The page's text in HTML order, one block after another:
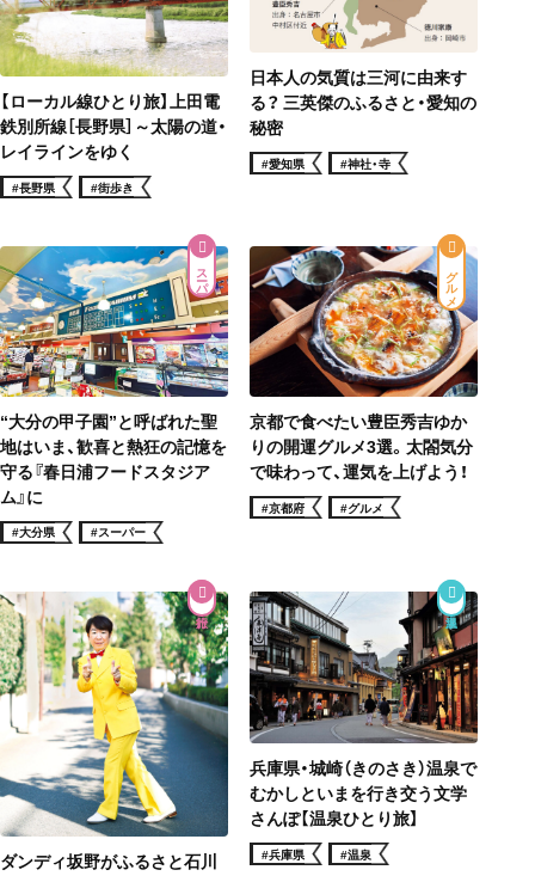
【ローカル線ひとり旅】上田電
鉄別所線［長野県］～太陽の道・
レイラインをゆく
#長野県 #街歩き
日本人の気質は三河に由来す
る？ 三英傑のふるさと・愛知の
秘密
#愛知県 #神社・寺
スーパー
“大分の甲子園”と呼ばれた聖
地はいま、歓喜と熱狂の記憶を
守る『春日浦フードスタジア
ム』に
#大分県 #スーパー
グルメ
京都で食べたい豊臣秀吉ゆか
りの開運グルメ3選。太閤気分
で味わって、運気を上げよう！
#京都府 #グルメ
ダンディ坂野がふるさと石川
兵庫県・城崎（きのさき）温泉で
むかしといまを行き交う文学
さんぽ【温泉ひとり旅】
#兵庫県 #温泉